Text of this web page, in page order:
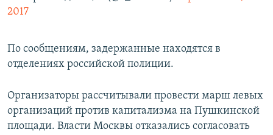
2017
По сообщениям, задержанные находятся в
отделениях российской полиции.
Организаторы рассчитывали провести марш левых
организаций против капитализма на Пушкинской
площади. Власти Москвы отказались согласовать